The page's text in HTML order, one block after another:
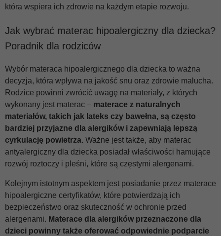
która wspiera ich zdrowie na każdym etapie rozwoju.
Jak wybrać materac hipoalergiczny dla dziecka?
Poradnik dla rodziców
Wybór materaca hipoalergicznego dla dziecka to ważna
decyzja, która wpływa na jakość snu oraz zdrowie malucha.
Rodzice powinni zwrócić uwagę na materiały, z których
wykonany jest materac – materace z naturalnych
materiałów, takich jak lateks czy bawełna, są często
bardziej przyjazne dla alergików i zapewniają lepszą
cyrkulację powietrza. Ważne jest także, aby materac
antyalergiczny dla dziecka posiadał właściwości hamujące
rozwój roztoczy i pleśni, które są częstymi alergenami.
Kolejnym istotnym aspektem jest posiadanie przez materace
hipoalergiczne certyfikatów, które potwierdzają ich
bezpieczeństwo oraz skuteczność w ochronie przed
alergenami. Materace dla alergikówprzeznaczone dla
dzieci powinny także oferować odpowiednie podparcie